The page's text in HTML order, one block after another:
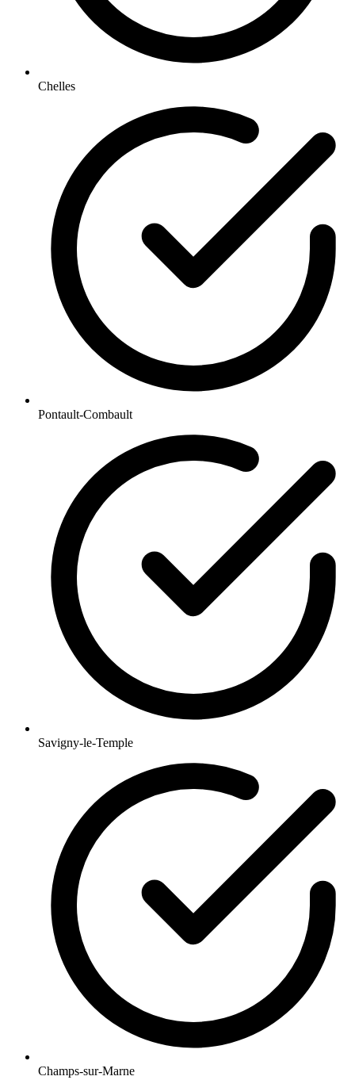
Chelles
Pontault-Combault
Savigny-le-Temple
Champs-sur-Marne